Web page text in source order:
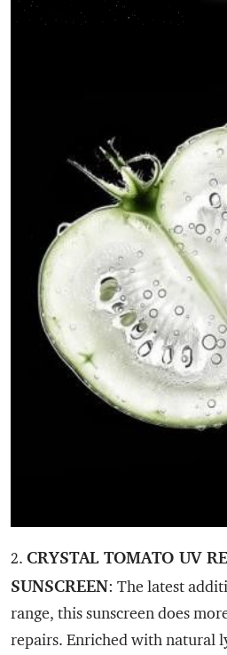
2. CRYSTAL TOMATO UV
SUNSCREEN: The latest
range, this sunscreen does
repairs. Enriched with natural